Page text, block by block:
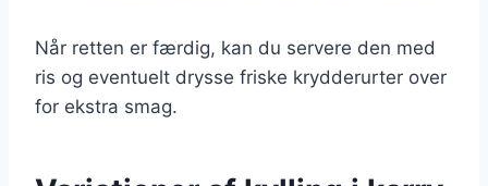
Når retten er færdig, kan du servere den med
ris og eventuelt drysse friske krydderurter over
for ekstra smag.